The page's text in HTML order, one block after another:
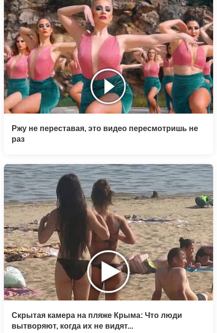
Ржу не переставая, это видео пересмотришь не
раз
Скрытая камера на пляже Крыма: Что люди
вытворяют, когда их не видят...